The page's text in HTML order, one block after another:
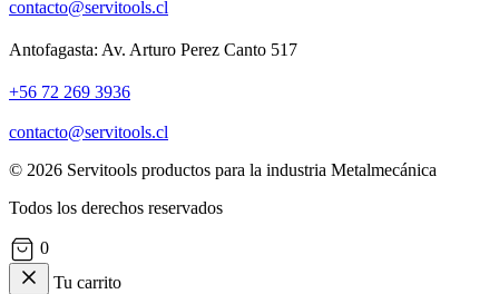
contacto@servitools.cl
Antofagasta: Av. Arturo Perez Canto 517
+56 72 269 3936
contacto@servitools.cl
© 2026 Servitools productos para la industria Metalmecánica
Todos los derechos reservados
0
Tu carrito